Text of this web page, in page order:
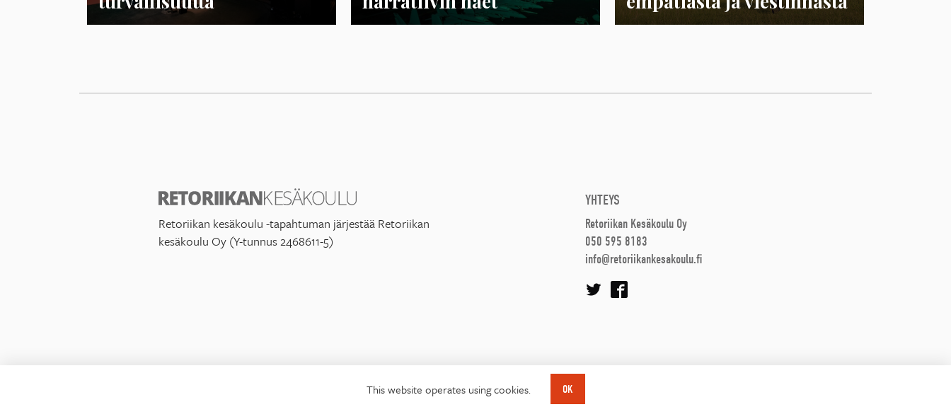
This website operates using cookies. OK
Retoriikan kesäkoulu -tapahtuman järjestää Retoriikan
kesäkoulu Oy (Y-tunnus 2468611-5)
YHTEYS
Retoriikan Kesäkoulu Oy
050 595 8183
info@retoriikankesakoulu.fi